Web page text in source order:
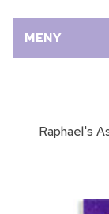
MENY
Raphael's